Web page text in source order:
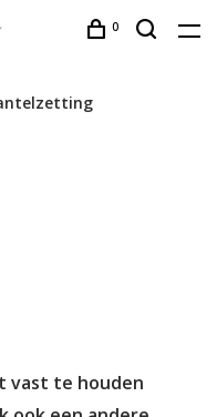
0
vast te houden